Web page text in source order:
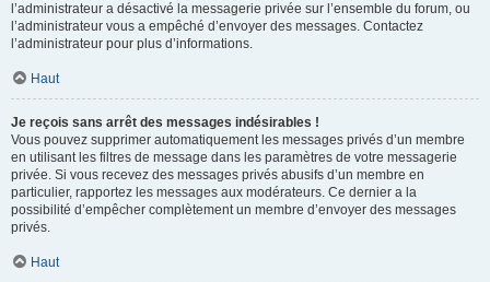
l’administrateur a désactivé la messagerie privée sur l’ensemble du forum, ou
l’administrateur vous a empêché d’envoyer des messages. Contactez
l’administrateur pour plus d’informations.
Haut
Je reçois sans arrêt des messages indésirables !
Vous pouvez supprimer automatiquement les messages privés d’un membre
en utilisant les filtres de message dans les paramètres de votre messagerie
privée. Si vous recevez des messages privés abusifs d’un membre en
particulier, rapportez les messages aux modérateurs. Ce dernier a la
possibilité d’empêcher complètement un membre d’envoyer des messages
privés.
Haut